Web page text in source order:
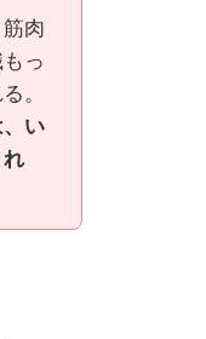
肉
っ
。
、い